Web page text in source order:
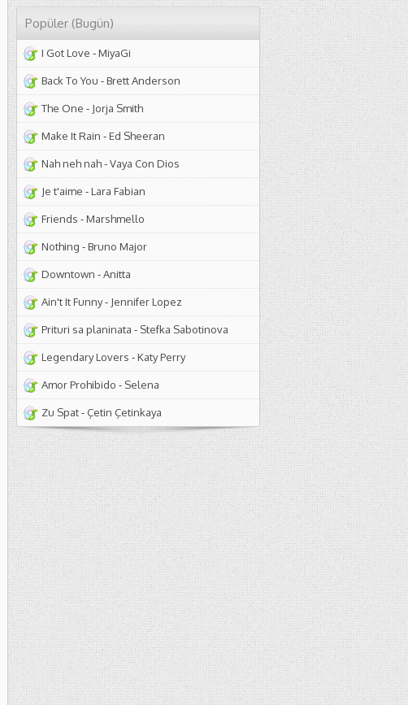
Popüler (Bugün)
I Got Love -MiyaGi
Back To You -Brett Anderson
The One - Jorja Smith
Make It Rain -Ed Sheeran
Nah neh nah-Vaya Con Dios
Je t'aime -Lara Fabian
Friends -Marshmello
Nothing -Bruno Major
Downtown -Anitta
Ain't It Funny- Jennifer Lopez
Prituri sa planinata - Stefka Sabotinova
Legendary Lovers -Katy Perry
Amor Prohibido - Selena
Zu Spat- Çetin Çetinkaya